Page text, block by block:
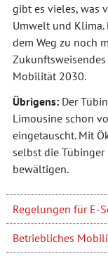
gibt es vieles, was
Umwelt und Klima.
dem Weg zu noch
Mobilität 2030.
Übrigens: Der
Limousine schon
eingetauscht. Mit
selbst die
bewältigen.
Regelungen für E-
Betriebliches